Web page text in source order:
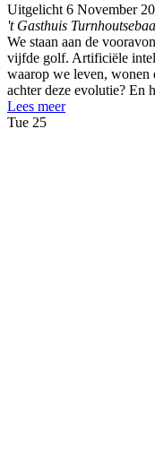
Uitgelicht 6 November
't Gasthuis
We staan aan de
vijfde golf. Artificiële
waarop we leven, wonen
achter deze evolutie? En
Lees meer
Tue 25